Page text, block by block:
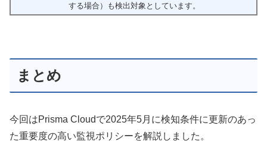
する場合）も検出対象としています。
まとめ
今回はPrisma Cloudで2025年5月 に検知条件に更新のあっ
た重要度の高い監視ポリシーを解説しました。